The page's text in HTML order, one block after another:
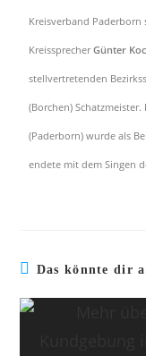
Kreisverband
KreissprecherGünter
stellvertretenden
(Borchen)
(Paderborn) wurde als
endete mit dem Singen
Das könnte dir